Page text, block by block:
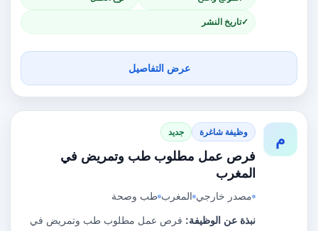
تاريخ النشر
عرض التفاصيل
م وظيفة شاغرة جديد
فرص عمل مطلوب طب وتمريض في
المغرب
مصدر خارجي المغرب طب وصحة
نبذة عن الوظيفة: فرص عمل مطلوب طب وتمريض في